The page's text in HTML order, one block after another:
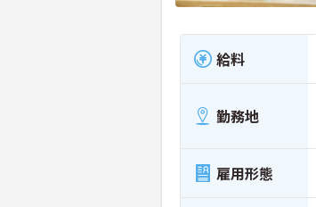
給料
勤務地
雇用形態